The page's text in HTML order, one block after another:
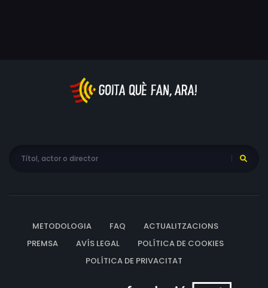
METODOLOGIA FAQ
ACTUALITZACIONS
PREMSA
AVÍS LEGAL
POLÍTICA DE COOKIES
POLÍTICA DE PRIVACITAT